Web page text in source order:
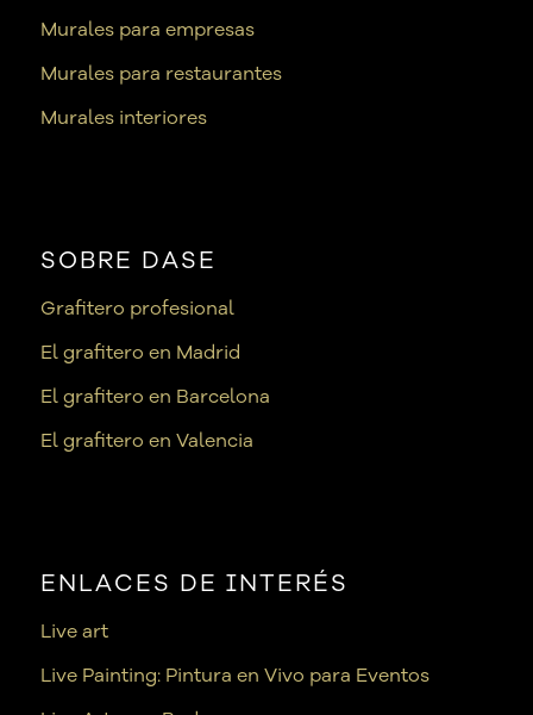
Murales para empresas
Murales para restaurantes
Murales interiores
SOBRE DASE
Grafitero profesional
El grafitero en Madrid
El grafitero en Barcelona
El grafitero en Valencia
ENLACES DE INTERÉS
Live art
Live Painting: Pintura en Vivo para Eventos